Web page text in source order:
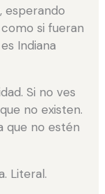
, esperando
si fueran
Indiana
Si no ves
no existen.
que no estén
Literal.